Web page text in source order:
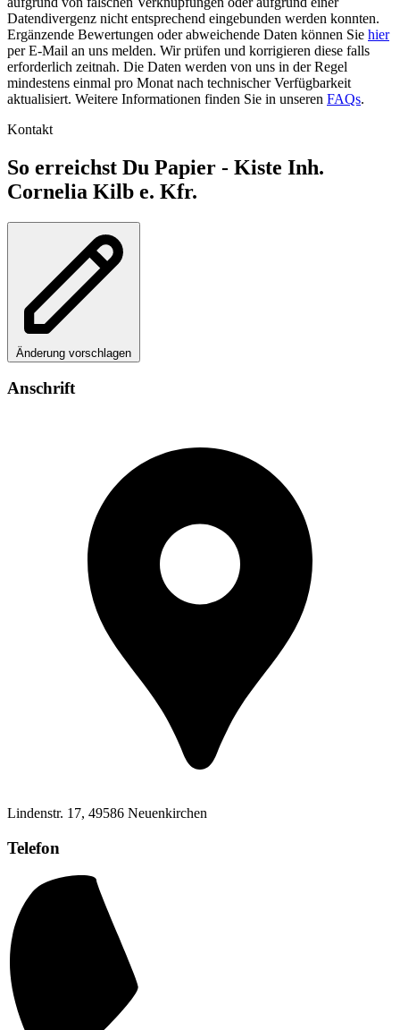
Datendivergenz nicht entsprechend eingebunden werden konnten.
Ergänzende Bewertungen oder abweichende Daten können Sie hier
per E-Mail an uns melden. Wir prüfen und korrigieren diese falls
erforderlich zeitnah. Die Daten werden von uns in der Regel
mindestens einmal pro Monat nach technischer Verfügbarkeit
aktualisiert. Weitere Informationen finden Sie in unseren FAQs.
Kontakt
So erreichst Du Papier - Kiste Inh.
Cornelia Kilb e. Kfr.
Änderung vorschlagen
Anschrift
Lindenstr. 17, 49586 Neuenkirchen
Telefon